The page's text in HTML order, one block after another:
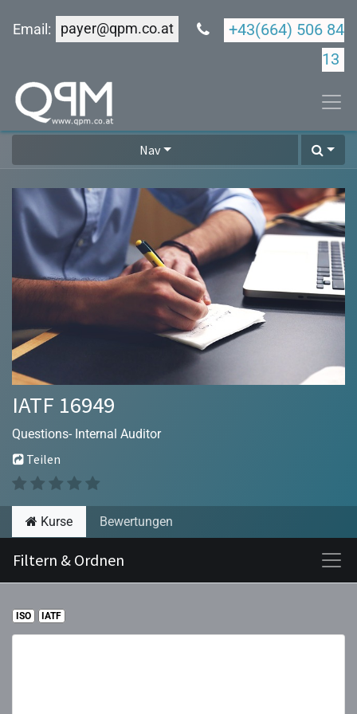
Email: payer@qpm.co.at
+43(664) 506 84
13
Nav
IATF 16949
Questions- Internal Auditor
Teilen
Kurse Bewertungen
Filtern & Ordnen
ISO IATF